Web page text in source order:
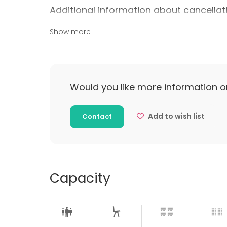
Additional information about
Varauksen peruminen puhelimitse/
Show more
Would you like more information
Contact Add to wish list
Capacity